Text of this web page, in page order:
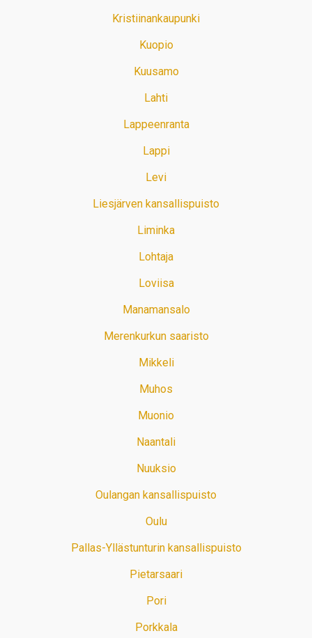
Kristiinankaupunki
Kuopio
Kuusamo
Lahti
Lappeenranta
Lappi
Levi
Liesjärven kansallispuisto
Liminka
Lohtaja
Loviisa
Manamansalo
Merenkurkun saaristo
Mikkeli
Muhos
Muonio
Naantali
Nuuksio
Oulangan kansallispuisto
Oulu
Pallas-Yllästunturin kansallispuisto
Pietarsaari
Pori
Porkkala